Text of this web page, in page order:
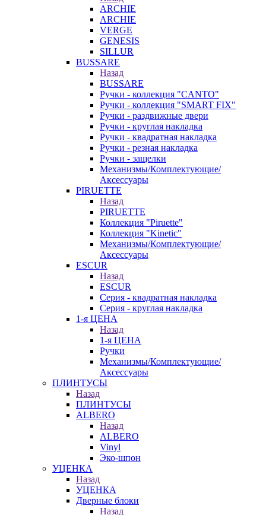
ARCHIE
ARCHIE
VERGE
GENESIS
SILLUR
BUSSARE
Назад
BUSSARE
Ручки - коллекция "CANTO"
Ручки - коллекция "SMART FIX"
Ручки - раздвижные двери
Ручки - круглая накладка
Ручки - квадратная накладка
Ручки - резная накладка
Ручки - защелки
Механизмы/Комплектующие/
Аксессуары
PIRUETTE
Назад
PIRUETTE
Коллекция "Piruette"
Коллекция "Kinetic"
Механизмы/Комплектующие/
Аксессуары
ESCUR
Назад
ESCUR
Серия - квадратная накладка
Серия - круглая накладка
1-я ЦЕНА
Назад
1-я ЦЕНА
Ручки
Механизмы/Комплектующие/
Аксессуары
ПЛИНТУСЫ
Назад
ПЛИНТУСЫ
ALBERO
Назад
ALBERO
Vinyl
Эко-шпон
УЦЕНКА
Назад
УЦЕНКА
Дверные блоки
Назад